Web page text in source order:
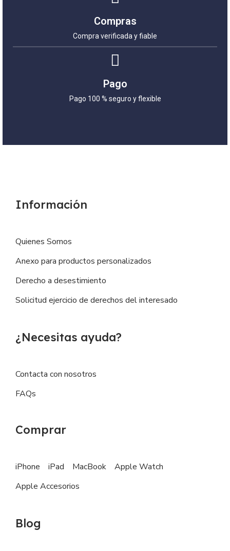
Compras
Compra verificada y fiable
Pago
Pago 100 % seguro y flexible
Información
Quienes Somos
Anexo para productos personalizados
Derecho a desestimiento
Solicitud ejercicio de derechos del interesado
¿Necesitas ayuda?
Contacta con nosotros
FAQs
Comprar
iPhone iPad MacBook
Apple Watch
Apple Accesorios
Blog